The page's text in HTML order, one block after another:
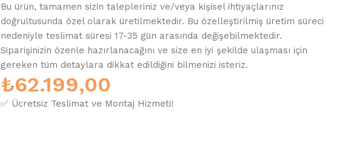
Bu ürün, tamamen sizin talepleriniz ve/veya kişisel ihtiyaçlarınız
doğrultusunda özel olarak üretilmektedir. Bu özelleştirilmiş üretim süreci
nedeniyle teslimat süresi 17-35 gün arasında değişebilmektedir.
Siparişinizin özenle hazırlanacağını ve size en iyi şekilde ulaşması için
gereken tüm detaylara dikkat edildiğini bilmenizi isteriz.
₺62.199,00
✅ Ücretsiz Teslimat ve Montaj Hizmeti!